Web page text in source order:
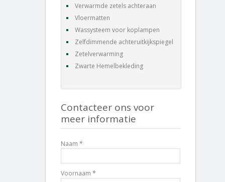
Verwarmde zetels achteraan
Vloermatten
Wassysteem voor koplampen
Zelfdimmende achteruitkijkspiegel
Zetelverwarming
Zwarte Hemelbekleding
Contacteer ons voor
meer informatie
Naam *
Voornaam *